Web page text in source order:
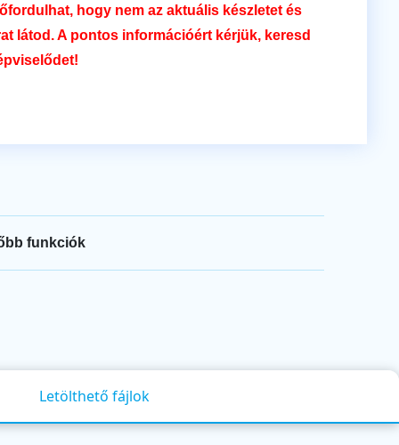
hogy nem az aktuális készletet és
látod. A pontos információért kérjük, keresd
funkciók
Letölthető fájlok